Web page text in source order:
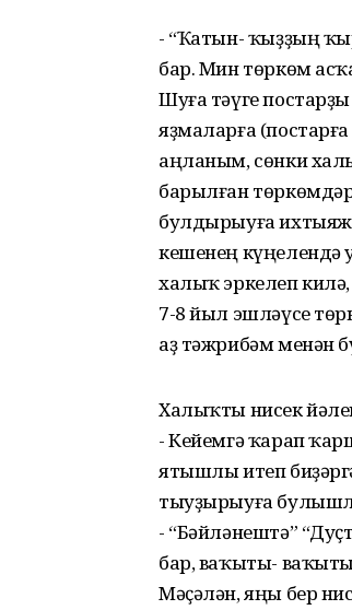
- “Ҡатын- ҡыҙҙың
бар. Мин төркөм
Шуға тәүге
яҙмаларға
аңланым, сөнки
барылған
булдырыуға
кешенең күңелендә
халыҡ эркелеп
7-8 йыл эшләүсе
аҙ тәжрибәм менән
Халыҡты нисек
- Кейемгә ҡарап
ятышлы итеп
тыуҙырыуға
- “Бәйләнештә”
бар, ваҡыты-
Мәҫәлән, яңы бер